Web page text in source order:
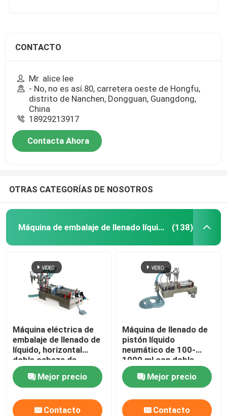
CONTACTO
Mr. alice lee
- No, no es así.80, carretera oeste de Hongfu,
distrito de Nanchen, Dongguan, Guangdong,
China
18929213917
Contacta Ahora
OTRAS CATEGORÍAS DE NOSOTROS
Máquina de embalaje de llenado líquido (138)
Máquina eléctrica de
embalaje de llenado de
líquido, horizontal
doble cabeza de
llenador de pistón
Mejor precio
Contacto
Máquina de llenado de
pistón líquido
neumático de 100-
1000 ml con doble
cabeza para llenar
aceite Mejor precio
Contacto